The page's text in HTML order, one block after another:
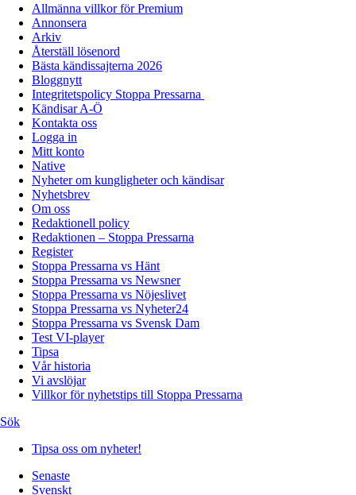
Allmänna villkor för Premium
Annonsera
Arkiv
Återställ lösenord
Bästa kändissajterna 2026
Bloggnytt
Integritetspolicy Stoppa Pressarna
Kändisar A-Ö
Kontakta oss
Logga in
Mitt konto
Native
Nyheter om kungligheter och kändisar
Nyhetsbrev
Om oss
Redaktionell policy
Redaktionen – Stoppa Pressarna
Register
Stoppa Pressarna vs Hänt
Stoppa Pressarna vs Newsner
Stoppa Pressarna vs Nöjeslivet
Stoppa Pressarna vs Nyheter24
Stoppa Pressarna vs Svensk Dam
Test VI-player
Tipsa
Vår historia
Vi avslöjar
Villkor för nyhetstips till Stoppa Pressarna
Sök
Tipsa oss om nyheter!
Senaste
Svenskt